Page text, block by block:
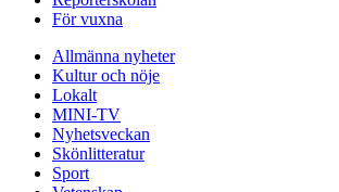
För vuxna
Allmänna nyheter
Kultur och nöje
Lokalt
MINI-TV
Nyhetsveckan
Skönlitteratur
Sport